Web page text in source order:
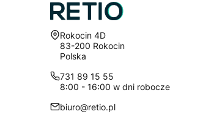
Adres:
Rokocin 4D
83-200 Rokocin
Polska
731 89 15 55
8:00 - 16:00 w dni robocze
biuro@retio.pl